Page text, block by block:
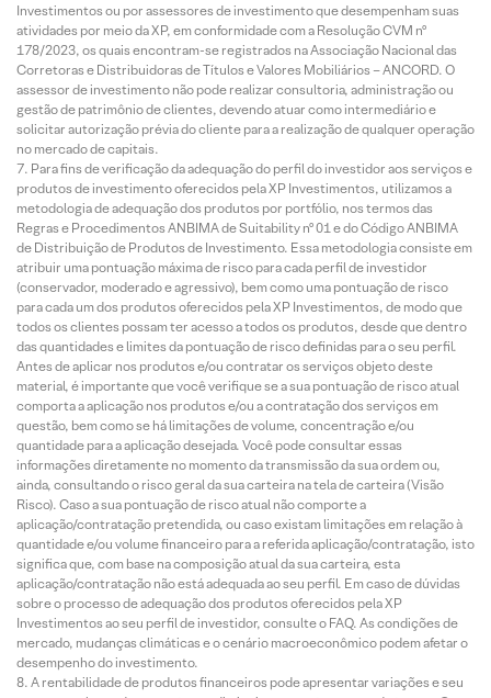
Investimentos ou por assessores de investimento que desempenham suas
atividades por meio da XP, em conformidade com a Resolução CVM nº
178/2023, os quais encontram-se registrados na Associação Nacional das
Corretoras e Distribuidoras de Títulos e Valores Mobiliários – ANCORD. O
assessor de investimento não pode realizar consultoria, administração ou
gestão de patrimônio de clientes, devendo atuar como intermediário e
solicitar autorização prévia do cliente para a realização de qualquer operação
no mercado de capitais.
Para fins de verificação da adequação do perfil do investidor aos serviços e
produtos de investimento oferecidos pela XP Investimentos, utilizamos a
metodologia de adequação dos produtos por portfólio, nos termos das
Regras e Procedimentos ANBIMA de Suitability nº 01 e do Código ANBIMA
de Distribuição de Produtos de Investimento. Essa metodologia consiste em
atribuir uma pontuação máxima de risco para cada perfil de investidor
(conservador, moderado e agressivo), bem como uma pontuação de risco
para cada um dos produtos oferecidos pela XP Investimentos, de modo que
todos os clientes possam ter acesso a todos os produtos, desde que dentro
das quantidades e limites da pontuação de risco definidas para o seu perfil.
Antes de aplicar nos produtos e/ou contratar os serviços objeto deste
material, é importante que você verifique se a sua pontuação de risco atual
comporta a aplicação nos produtos e/ou a contratação dos serviços em
questão, bem como se há limitações de volume, concentração e/ou
quantidade para a aplicação desejada. Você pode consultar essas
informações diretamente no momento da transmissão da sua ordem ou,
ainda, consultando o risco geral da sua carteira na tela de carteira (Visão
Risco). Caso a sua pontuação de risco atual não comporte a
aplicação/contratação pretendida, ou caso existam limitações em relação à
quantidade e/ou volume financeiro para a referida aplicação/contratação, isto
significa que, com base na composição atual da sua carteira, esta
aplicação/contratação não está adequada ao seu perfil. Em caso de dúvidas
sobre o processo de adequação dos produtos oferecidos pela XP
Investimentos ao seu perfil de investidor, consulte o FAQ. As condições de
mercado, mudanças climáticas e o cenário macroeconômico podem afetar o
desempenho do investimento.
A rentabilidade de produtos financeiros pode apresentar variações e seu